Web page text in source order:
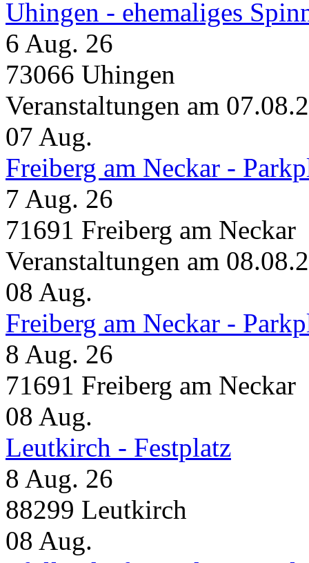
Uhingen - ehemaliges
6 Aug. 26
73066 Uhingen
Veranstaltungen am
07 Aug.
Freiberg am Neckar -
7 Aug. 26
71691 Freiberg am Neckar
Veranstaltungen am
08 Aug.
Freiberg am Neckar -
8 Aug. 26
71691 Freiberg am Neckar
08 Aug.
Leutkirch - Festplatz
8 Aug. 26
88299 Leutkirch
08 Aug.